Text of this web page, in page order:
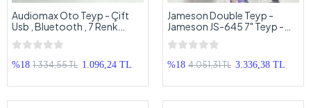
Audiomax Oto Teyp - Çift
Usb , Bluetooth , 7 Renk
Geniş Ekran - Teyp
%18 1.334,55 TL 1.096,24 TL
Jameson Double Teyp -
Jameson JS-645 7" Teyp -
Park Kamerası Hediyeli
%18 4.051,31 TL 3.336,38 TL